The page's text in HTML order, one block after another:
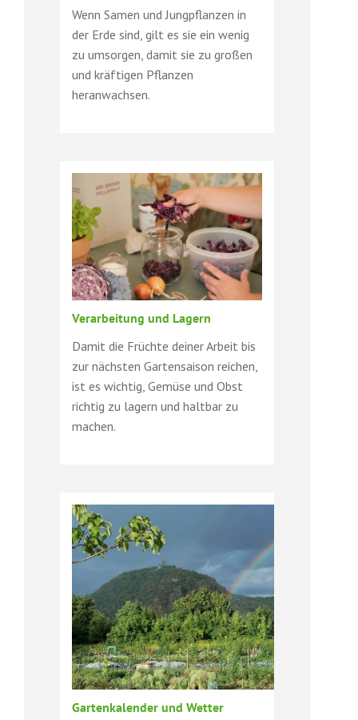
Wenn Samen und Jungpflanzen in
der Erde sind, gilt es sie ein wenig
zu umsorgen, damit sie zu großen
und kräftigen Pflanzen
heranwachsen.
Verarbeitung und Lagern
Damit die Früchte deiner Arbeit bis
zur nächsten Gartensaison reichen,
ist es wichtig, Gemüse und Obst
richtig zu lagern und haltbar zu
machen.
Gartenkalender und Wetter